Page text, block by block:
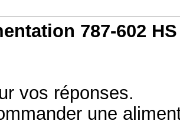
787-602 HS
vos réponses.
une